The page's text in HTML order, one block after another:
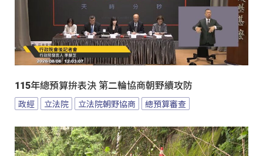
115年總預算拚表決 第二輪協商朝野續攻防
政經 立法院 立法院朝野協商 總預算審查